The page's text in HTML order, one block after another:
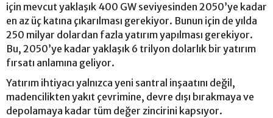
için mevcut yaklaşık 400 GW seviyesinden 2050’ye kadar
en az üç katına çıkarılması gerekiyor. Bunun için de yılda
250 milyar dolardan fazla yatırım yapılması gerekiyor.
Bu, 2050’ye kadar yaklaşık 6 trilyon dolarlık bir yatırım
fırsatı anlamına geliyor.
Yatırım ihtiyacı yalnızca yeni santral inşaatını değil,
madencilikten yakıt çevrimine, devre dışı bırakmaya ve
depolamaya kadar tüm değer zincirini kapsıyor.